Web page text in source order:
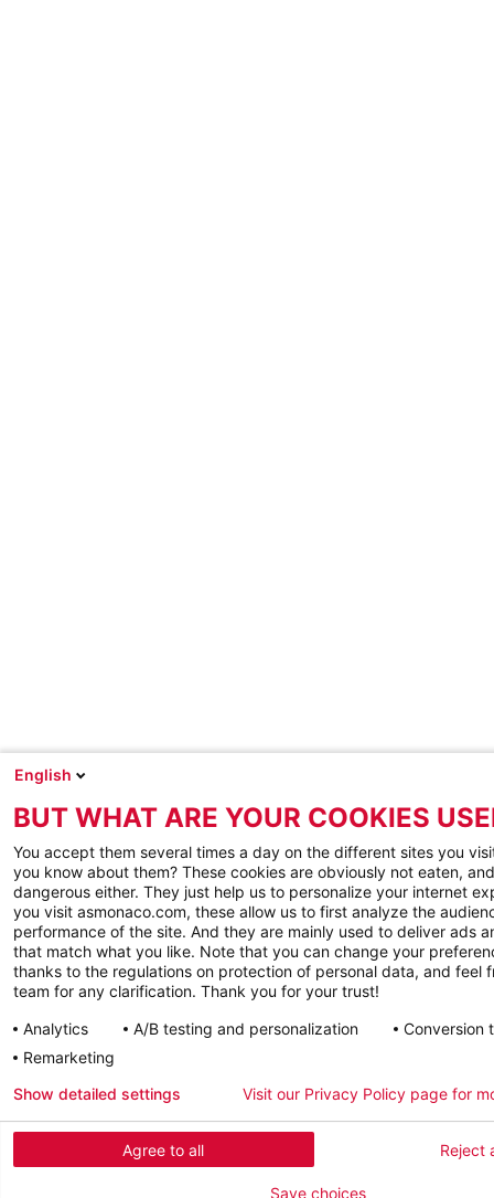
English
BUT WHAT ARE YOUR COOKIES
You accept them several times a day on the different sites you
you know about them? These cookies are obviously not eaten,
dangerous either. They just help us to personalize your internet
you visit asmonaco.com, these allow us to first analyze the
performance of the site. And they are mainly used to deliver ads
that match what you like. Note that you can change your
thanks to the regulations on protection of personal data, and feel
team for any clarification. Thank you for your trust!
Analytics
A/B testing and personalization
Conversion
Remarketing
Agree to all Reject
Show detailed settings Visit our Privacy Policy page for
Save choices